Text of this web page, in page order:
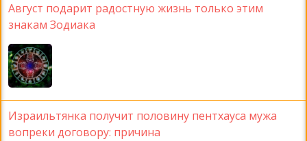
Август подарит радостную жизнь только этим
знакам Зодиака
Израильтянка получит половину пентхауса мужа
вопреки договору: причина